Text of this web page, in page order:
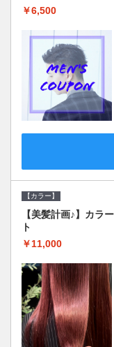
￥6,500
【カラー】
【美髪計画♪】カラ
ト
￥11,000